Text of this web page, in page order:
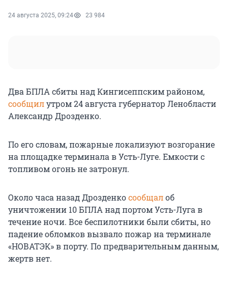
24 августа 2025, 09:24 23 984
Два БПЛА сбиты над Кингисеппским районом,
сообщилутром24 августа губернатор Ленобласти
Александр Дрозденко.
По его словам, пожарные локализуют возгорание
на площадке терминала в Усть-Луге. Емкости с
топливом огонь не затронул.
Около часа назад Дрозденкосообщалоб
уничтожении 10 БПЛА над портом Усть-Луга в
течение ночи. Все беспилотники были сбиты, но
падение обломков вызвало пожар на терминале
«НОВАТЭК» в порту. По предварительным данным,
жертв нет.